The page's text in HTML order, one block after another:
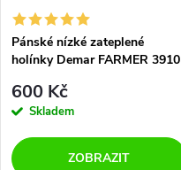
Pánské nízké zateplené
holínky Demar FARMER 3910
600 Kč
Skladem
ZOBRAZIT